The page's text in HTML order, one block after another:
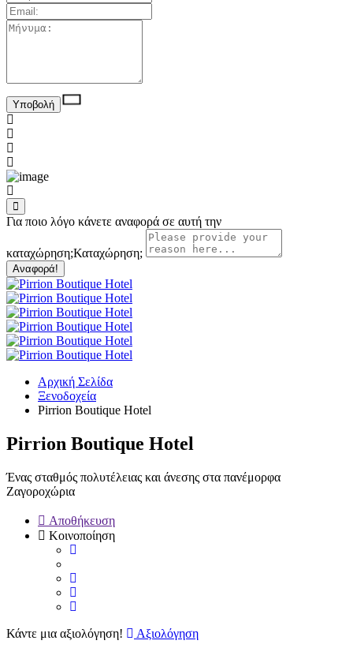
Για ποιο λόγο κάνετε αναφορά σε αυτή την
καταχώρηση;Καταχώρηση;
Αναφορά!
Αρχική Σελίδα
Ξενοδοχεία
Pirrion Boutique Hotel
Pirrion Boutique Hotel
Ένας σταθμός πολυτέλειας και άνεσης στα πανέμορφα
Ζαγοροχώρια
Αποθήκευση
Κοινοποίηση
Κάντε μια αξιολόγηση! Αξιολόγηση